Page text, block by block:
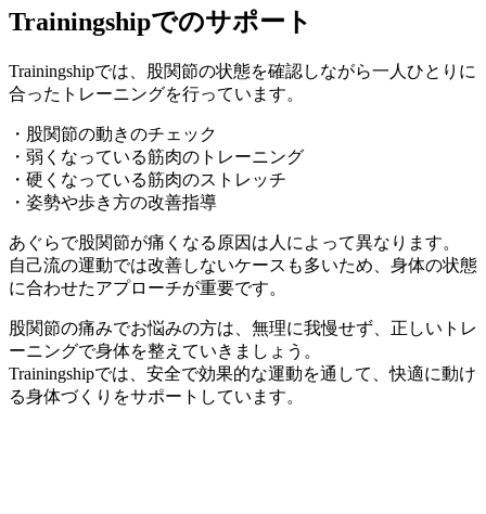
Trainingshipでのサポート
Trainingshipでは、股関節の状態を確認しながら一人ひとりに
合ったトレーニングを行っています。
・股関節の動きのチェック
・弱くなっている筋肉のトレーニング
・硬くなっている筋肉のストレッチ
・姿勢や歩き方の改善指導
あぐらで股関節が痛くなる原因は人によって異なります。
自己流の運動では改善しないケースも多いため、身体の状態
に合わせたアプローチが重要です。
股関節の痛みでお悩みの方は、無理に我慢せず、正しいトレ
ーニングで身体を整えていきましょう。
Trainingshipでは、安全で効果的な運動を通して、快適に動け
る身体づくりをサポートしています。